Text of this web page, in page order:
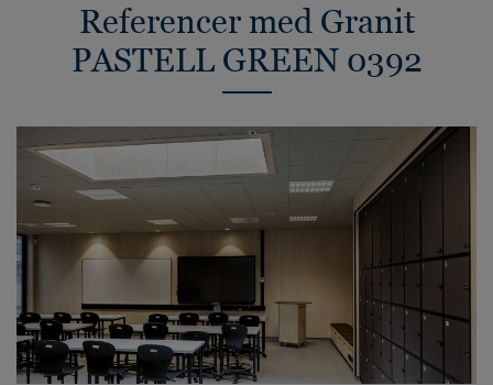
Referencer med Granit
PASTELL GREEN 0392